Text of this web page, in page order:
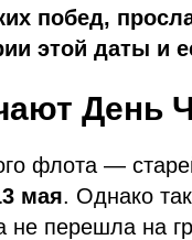
побед,
этой даты и
День
флота —
мая. Однако
не перешла на